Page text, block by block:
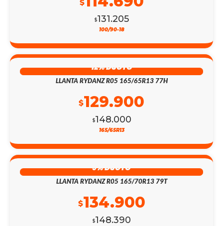
$131.205
$
100/90-18
12% DSCTO
LLANTA RYDANZ R05 165/65R13 77H
$148.000
$129.900
165/65R13
9% DSCTO
LLANTA RYDANZ R05 165/70R13 79T
$148.390
$134.900